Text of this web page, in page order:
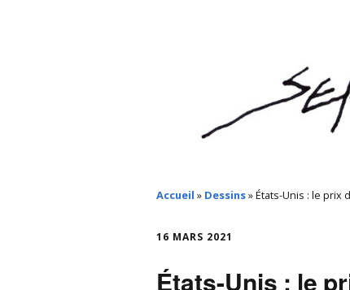
Accueil » Dessins»États-Unis : le prix
16 MARS 2021
États-Unis : le